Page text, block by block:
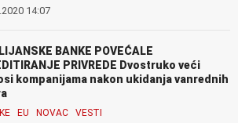
14:07
BANKE POVEĆALE
PRIVREDE Dvostruko veći
kompanijama nakon ukidanja vanrednih
EU NOVAC VESTI